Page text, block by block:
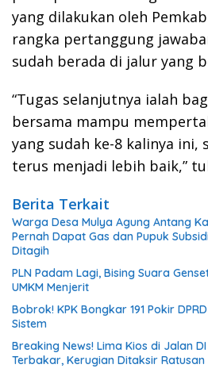
yang dilakukan oleh
rangka pertanggung
sudah berada di jalur yang
“Tugas selanjutnya ialah
bersama mampu
yang sudah ke-8 kalinya ini,
terus menjadi lebih baik,”
Berita Terkait
Warga Desa Mulya Agung Antang
Pernah Dapat Gas dan Pupuk
Ditagih
PLN Padam Lagi, Bising Suara
UMKM Menjerit
Bobrok! KPK Bongkar 191 Pokir
Sistem
Breaking News! Lima Kios di Jalan
Terbakar, Kerugian Ditaksir